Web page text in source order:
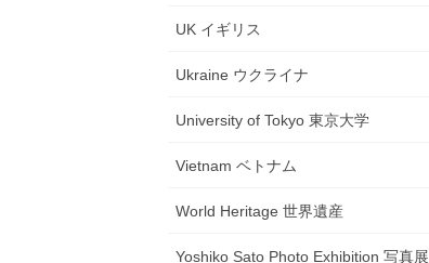
UK イギリス
Ukraine ウクライナ
University of Tokyo 東京大学
Vietnam ベトナム
World Heritage 世界遺産
Yoshiko Sato Photo Exhibition 写真展